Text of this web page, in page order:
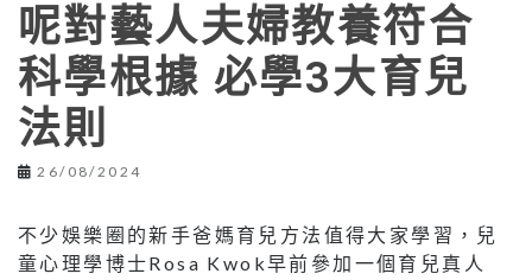
呢對藝人夫婦教養符合
科學根據 必學3大育兒
法則
26/08/2024
不少娛樂圈的新手爸媽育兒方法值得大家學習，兒
童心理學博士Rosa Kwok早前參加一個育兒真人